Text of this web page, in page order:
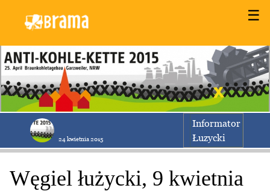
☰
24 kwietnia 2015
Informator
Łuzycki
Węgiel łużycki, 9 kwietnia